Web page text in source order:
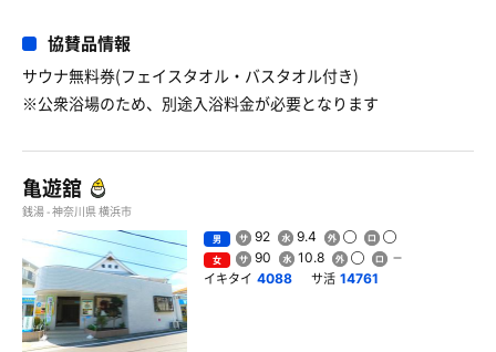
協賛品情報
サウナ無料券(フェイスタオル・バスタオル付き)
※公衆浴場のため、別途入浴料金が必要となります
亀遊舘
銭湯 - 神奈川県 横浜市
男 92 9.4
女 90 10.8
イキタイ 4088 サ活 14761